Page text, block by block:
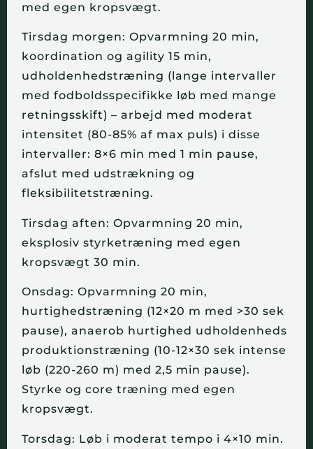
med egen kropsvægt.
Tirsdag morgen: Opvarmning 20 min,
koordination og agility 15 min,
udholdenhedstræning (lange intervaller
med fodboldsspecifikke løb med mange
retningsskift) – arbejd med moderat
intensitet (80-85% af max puls) i disse
intervaller: 8×6 min med 1 min pause,
afslut med udstrækning og
fleksibilitetstræning.
Tirsdag aften: Opvarmning 20 min,
eksplosiv styrketræning med egen
kropsvægt 30 min.
Onsdag: Opvarmning 20 min,
hurtighedstræning (12×20 m med >30 sek
pause), anaerob hurtighed udholdenheds
produktionstræning (10-12×30 sek intense
løb (220-260 m) med 2,5 min pause).
Styrke og core træning med egen
kropsvægt.
Torsdag: Løb i moderat tempo i 4×10 min.